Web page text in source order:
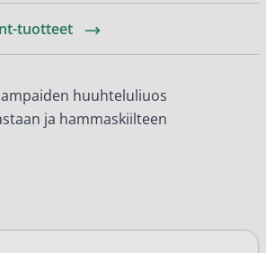
tuotteet
huuhteluliuos
ja hammaskiilteen